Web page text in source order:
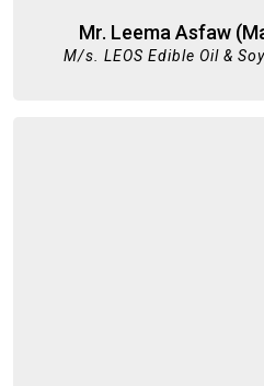
Mr. Leema Asfaw
M/s. LEOS Edible Oil &